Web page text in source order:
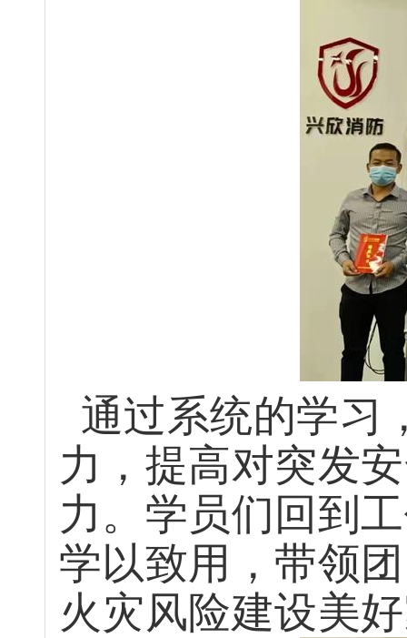
通过系统的学习
力，提高对突发
力。 学员们 回到
学以致用，带领
火灾风险建设美